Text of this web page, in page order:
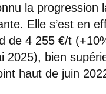
la progression
Elle s’est en
de 4 255 €/t
2025), bien
haut de juin